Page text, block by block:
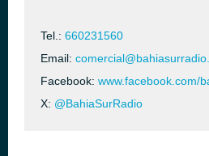
Tel.: 660231560
Email:
Facebook: www.facebook.com/
X: @BahiaSurRadio